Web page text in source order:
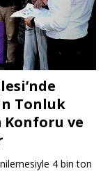
Tonluk
Konforu ve
4 bin ton